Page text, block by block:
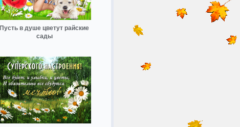
Пусть в душе цветут райские
сады